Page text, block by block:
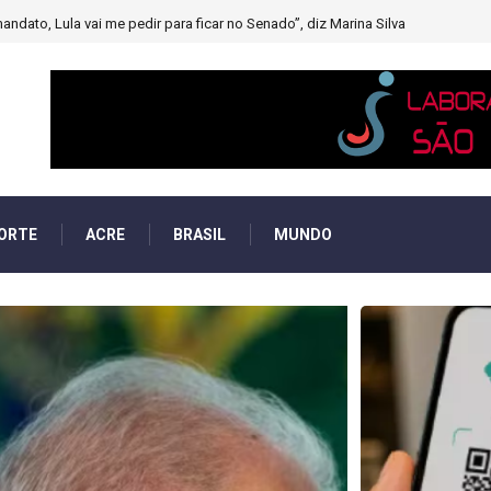
forte’ diminuindo chuvas e provocando secas de rios
ACRE BRASIL MUNDO